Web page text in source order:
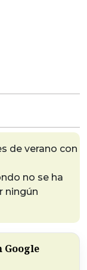
de verano con
no se ha
ningún
Google